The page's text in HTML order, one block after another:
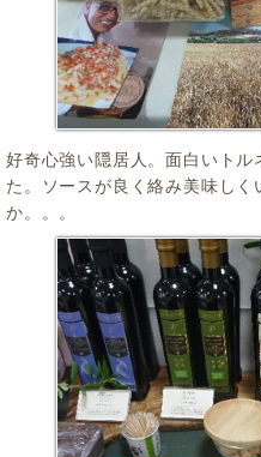
好奇心強い隠居人。面白いト
た。ソースが良く絡み美味し
か。。。